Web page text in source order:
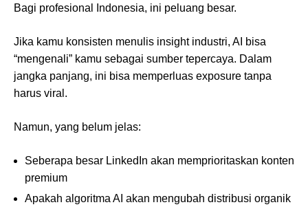
Bagi profesional Indonesia, ini peluang besar.
Jika kamu konsisten menulis insight industri, AI bisa
“mengenali” kamu sebagai sumber tepercaya. Dalam
jangka panjang, ini bisa memperluas exposure tanpa
harus viral.
Namun, yang belum jelas:
Seberapa besar LinkedIn akan memprioritaskan konten
premium
Apakah algoritma AI akan mengubah distribusi organik